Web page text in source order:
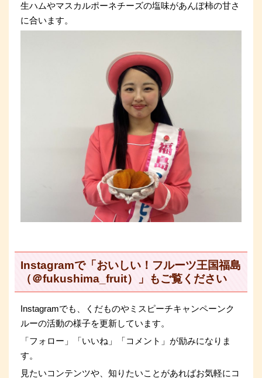
生ハムやマスカルポーネチーズの塩味があんぽ柿の甘さ
に合います。
Instagramで「おいしい！フルーツ王国福島
（＠fukushima_fruit）」もご覧ください
Instagramでも、くだものやミスピーチキャンペーンク
ルーの活動の様子を更新しています。
「フォロー」「いいね」「コメント」が励みになりま
す。
見たいコンテンツや、知りたいことがあればお気軽にコ